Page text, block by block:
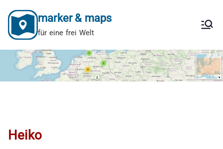
Inhalt
springen
marker & maps
für eine frei Welt
Heiko